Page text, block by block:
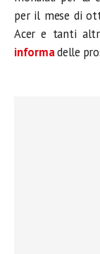
per il mese di
Acer e tanti
informadelle